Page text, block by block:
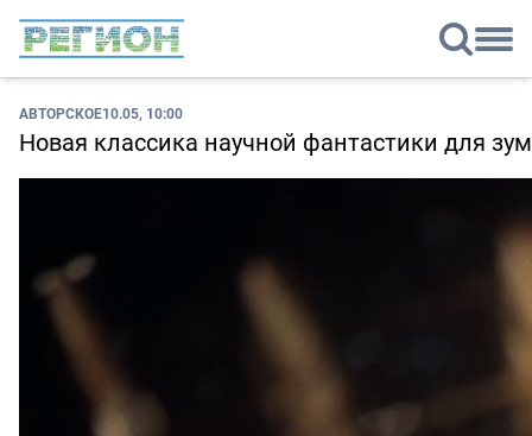
АВТОРСКОЕ10.05, 10:00
Новая классика научной фантастики для